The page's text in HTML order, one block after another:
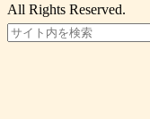
All Rights Reserved.